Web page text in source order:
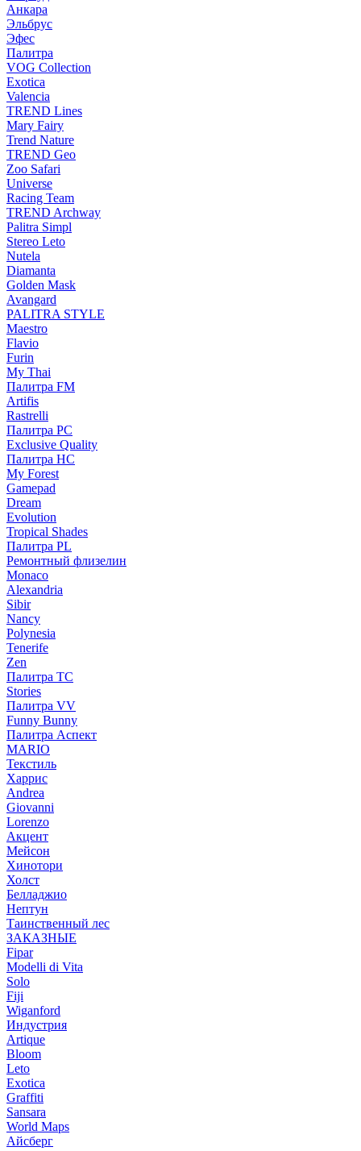
Анкара
Эльбрус
Эфес
Палитра
VOG Collection
Exotica
Valencia
TREND Lines
Mary Fairy
Trend Nature
TREND Geo
Zoo Safari
Universe
Racing Team
TREND Archway
Palitra Simpl
Stereo Leto
Nutela
Diamanta
Golden Mask
Avangard
PALITRA STYLE
Maestro
Flavio
Furin
My Thai
Палитра FM
Artifis
Rastrelli
Палитра PC
Exclusive Quality
Палитра HС
My Forest
Gamepad
Dream
Evolution
Tropical Shades
Палитра PL
Ремонтный флизелин
Monaco
Alexandria
Sibir
Nancy
Polynesia
Tenerife
Zen
Палитра TC
Stories
Палитра VV
Funny Bunny
Палитра Аспект
MARIO
Текстиль
Харрис
Andrea
Giovanni
Lorenzo
Акцент
Мейсон
Хинотори
Холст
Белладжио
Нептун
Таинственный лес
ЗАКАЗНЫЕ
Fipar
Modelli di Vita
Solo
Fiji
Wiganford
Индустрия
Artique
Bloom
Leto
Exotica
Graffiti
Sansara
World Maps
Айсберг